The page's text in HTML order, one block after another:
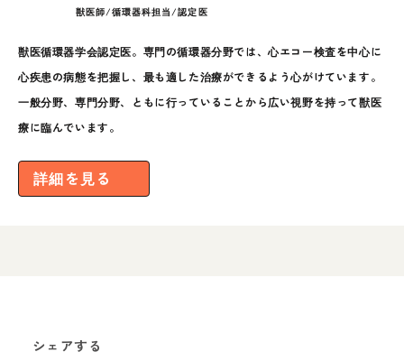
獣医師/循環器科担当/認定医
獣医循環器学会認定医。専門の循環器分野では、心エコー検査を中心に
心疾患の病態を把握し、最も適した治療ができるよう心がけています。
一般分野、専門分野、ともに行っていることから広い視野を持って獣医
療に臨んでいます。
詳細を見る
シェアする